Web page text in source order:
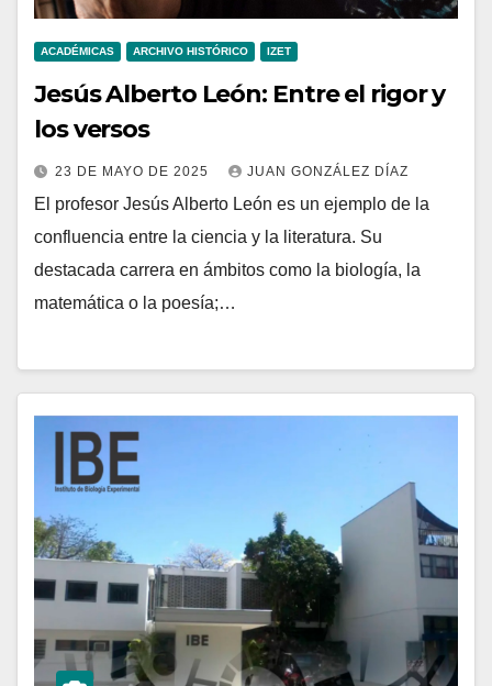
ACADÉMICAS ARCHIVO HISTÓRICO IZET
Jesús Alberto León: Entre el rigor y
los versos
23 DE MAYO DE 2025 JUAN GONZÁLEZ DÍAZ
El profesor Jesús Alberto León es un ejemplo de la
confluencia entre la ciencia y la literatura. Su
destacada carrera en ámbitos como la biología, la
matemática o la poesía;…